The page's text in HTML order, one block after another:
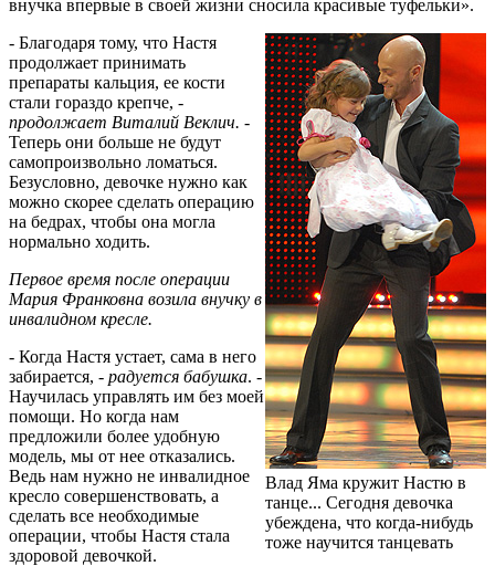
внучка впервые в своей жизни сносила красивые туфельки».
Влад Яма кружит Настю в
танце... Сегодня девочка
убеждена, что когда-нибудь
тоже научится танцевать
- Благодаря тому, что Настя
продолжает принимать
препараты кальция, ее кости
стали гораздо крепче, -
продолжает Виталий Веклич. -
Теперь они больше не будут
самопроизвольно ломаться.
Безусловно, девочке нужно как
можно скорее сделать операцию
на бедрах, чтобы она могла
нормально ходить.
Первое время после операции
Мария Франковна возила внучку в
инвалидном кресле.
- Когда Настя устает, сама в него
забирается, - радуется бабушка. -
Научилась управлять им без моей
помощи. Но когда нам
предложили более удобную
модель, мы от нее отказались.
Ведь нам нужно не инвалидное
кресло совершенствовать, а
сделать все необходимые
операции, чтобы Настя стала
здоровой девочкой.